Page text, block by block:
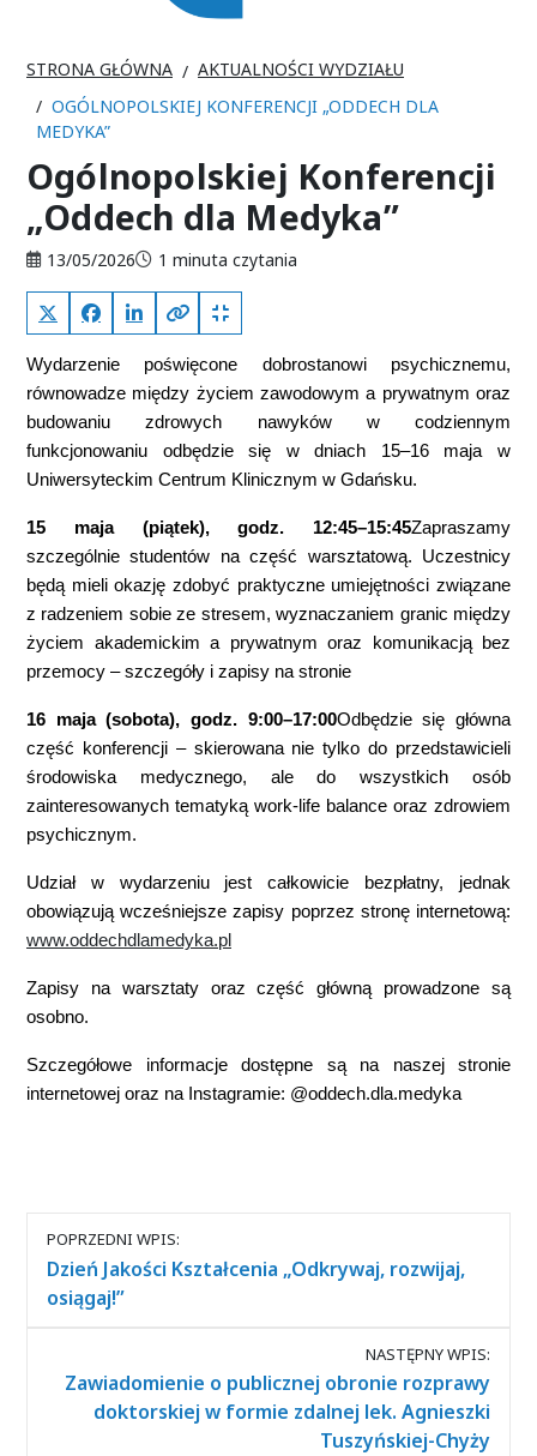
STRONA GŁÓWNA
AKTUALNOŚCI WYDZIAŁU
OGÓLNOPOLSKIEJ KONFERENCJI „ODDECH DLA
MEDYKA”
Ogólnopolskiej Konferencji
„Oddech dla Medyka”
Data publikacji:
13/05/2026Czas czytania:
1 minuta czytania
X (Twitter)FacebookLinkedInKopiuj pełny link
Kopiuj krótki link
Wydarzenie poświęcone dobrostanowi psychicznemu,
równowadze między życiem zawodowym a prywatnym oraz
budowaniu zdrowych nawyków w codziennym
funkcjonowaniu odbędzie się w dniach 15–16 maja w
Uniwersyteckim Centrum Klinicznym w Gdańsku.
15 maja (piątek), godz. 12:45–15:45Zapraszamy
szczególnie studentów na część warsztatową. Uczestnicy
będą mieli okazję zdobyć praktyczne umiejętności związane
z radzeniem sobie ze stresem, wyznaczaniem granic między
życiem akademickim a prywatnym oraz komunikacją bez
przemocy – szczegóły i zapisy na stronie
16 maja (sobota), godz. 9:00–17:00Odbędzie się główna
część konferencji – skierowana nie tylko do przedstawicieli
środowiska medycznego, ale do wszystkich osób
zainteresowanych tematyką work-life balance oraz zdrowiem
psychicznym.
Udział w wydarzeniu jest całkowicie bezpłatny, jednak
obowiązują wcześniejsze zapisy poprzez stronę internetową:
www.oddechdlamedyka.pl
Zapisy na warsztaty oraz część główną prowadzone są
osobno.
Szczegółowe informacje dostępne są na naszej stronie
internetowej oraz na Instagramie: @oddech.dla.medyka
Nawigacja
między
wpisami
POPRZEDNI WPIS:
Dzień Jakości Kształcenia „Odkrywaj, rozwijaj,
osiągaj!”
NASTĘPNY WPIS:
Zawiadomienie o publicznej obronie rozprawy
doktorskiej w formie zdalnej lek. Agnieszki
Tuszyńskiej-Chyży